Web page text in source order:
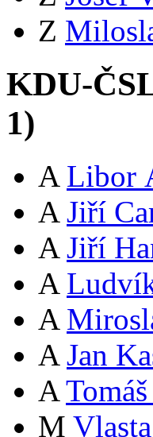
Z
KDU-
1)
A Libor
A Jiří
A Jiří
A
A
A Jan
A
M